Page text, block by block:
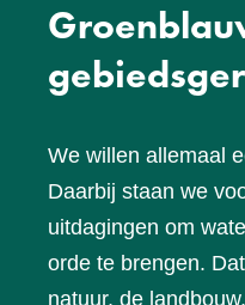
We willen allemaal
Daarbij staan we
uitdagingen om
orde te brengen.
natuur, de